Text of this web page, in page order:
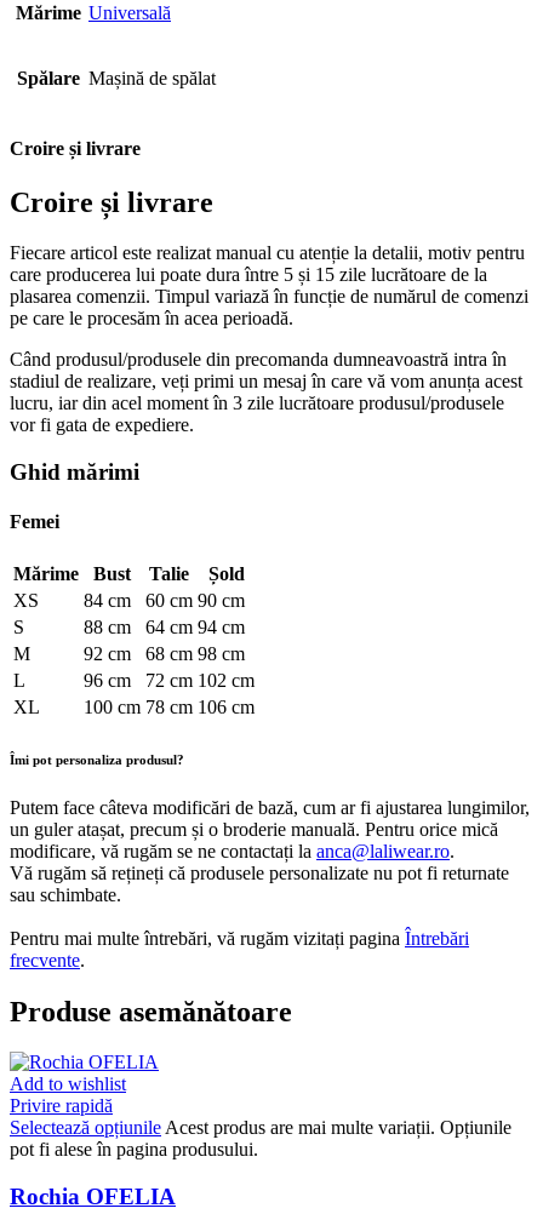
Mărime Universală
Spălare Mașină de spălat
Croire și livrare
Croire și livrare
Fiecare articol este realizat manual cu atenție la detalii, motiv pentru
care producerea lui poate dura între 5 și 15 zile lucrătoare de la
plasarea comenzii. Timpul variază în funcție de numărul de comenzi
pe care le procesăm în acea perioadă.
Când produsul/produsele din precomanda dumneavoastră intra în
stadiul de realizare, veți primi un mesaj în care vă vom anunța acest
lucru, iar din acel moment în 3 zile lucrătoare produsul/produsele
vor fi gata de expediere.
Ghid mărimi
Femei
Mărime Bust Talie
Șold
XS
84 cm 60 cm 90 cm
S
88 cm 64 cm 94 cm
M
92 cm 68 cm 98 cm
L
96 cm 72 cm 102 cm
XL
100 cm 78 cm 106 cm
Îmi pot personaliza produsul?
Putem face câteva modificări de bază, cum ar fi ajustarea lungimilor,
un guler atașat, precum și o broderie manuală. Pentru orice mică
modificare, vă rugăm se ne contactați la anca@laliwear.ro.
Vă rugăm să rețineți că produsele personalizate nu pot fi returnate
sau schimbate.
Pentru mai multe întrebări, vă rugăm vizitați pagina Întrebări
frecvente.
Produse asemănătoare
Add to wishlist
Privire rapidă
Selectează opțiunileAcest produs are mai multe variații. Opțiunile
pot fi alese în pagina produsului.
Rochia OFELIA